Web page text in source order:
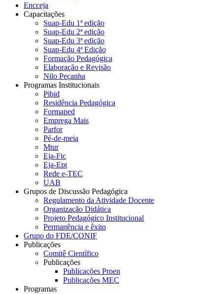
Encceja
Capacitações
Suap-Edu 1ª edição
Suap-Edu 2ª edição
Suap-Edu 3ª edição
Suap-Edu 4ª Edição
Formação Pedagógica
Elaboração e Revisão
Nilo Peçanha
Programas Institucionais
Pibid
Residência Pedagógica
Formaped
Emprega Mais
Parfor
Pé-de-meia
Mtur
Eja-Fic
Eja-Ept
Rede e-TEC
UAB
Grupos de Discussão Pedagógica
Regulamento da Atividade Docente
Organização Didática
Projeto Pedagógico Institucional
Permanência e êxito
Grupo do FDE/CONIF
Publicações
Comitê Científico
Publicações
Publicações Proen
Publicações MEC
Programas